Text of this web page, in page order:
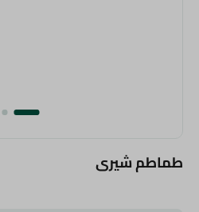
طماطم شيرى